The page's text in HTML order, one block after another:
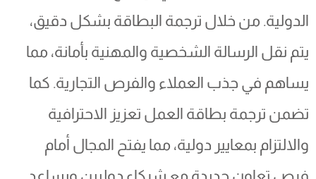
الدولية. من خلال ترجمة البطاقة بشكل دقيق،
يتم نقل الرسالة الشخصية والمهنية بأمانة، مما
يساهم في جذب العملاء والفرص التجارية. كما
تضمن ترجمة بطاقة العمل تعزيز الاحترافية
والالتزام بمعايير دولية، مما يفتح المجال أمام